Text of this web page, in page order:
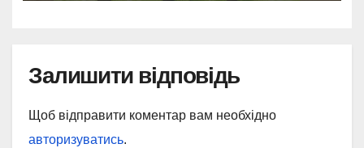
Залишити відповідь
Щоб відправити коментар вам необхідно
авторизуватись.